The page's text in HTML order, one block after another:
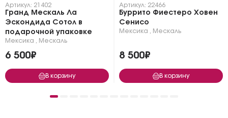
Артикул: 21402
Гранд Мескаль Ла
Эскондида Сотол в
подарочной упаковке
Мексика Мескаль
6 500₽
В корзину
Артикул: 22466
Буррито Фиестеро Ховен
Сенисо
Мексика Мескаль
8 500₽
В корзину